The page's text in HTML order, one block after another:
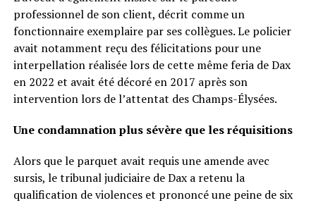
professionnel de son client, décrit comme un
fonctionnaire exemplaire par ses collègues. Le policier
avait notamment reçu des félicitations pour une
interpellation réalisée lors de cette même feria de Dax
en 2022 et avait été décoré en 2017 après son
intervention lors de l’attentat des Champs-Élysées.
Une condamnation plus sévère que les réquisitions
Alors que le parquet avait requis une amende avec
sursis, le tribunal judiciaire de Dax a retenu la
qualification de violences et prononcé une peine de six